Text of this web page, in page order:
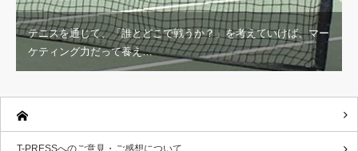
テニスを通じて、「誰とどこで戦うか？」を考えていけば、マー
ケティング力だって養え…
T-PRESSへのご意見・ご感想について